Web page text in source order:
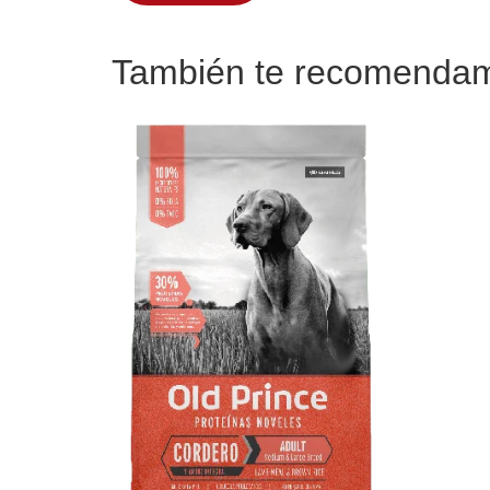
También te